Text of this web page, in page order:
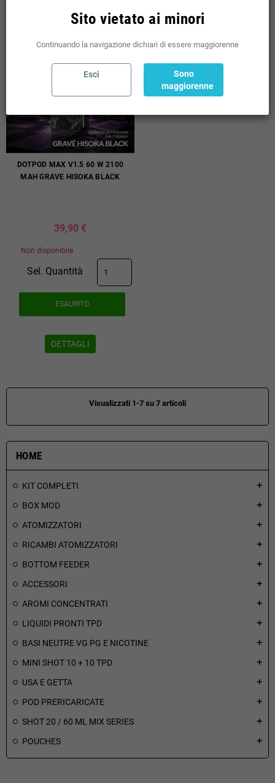
HOME
KIT COMPLETI add
BOX MOD add
ATOMIZZATORI add
RICAMBI ATOMIZZATORI add
BOTTOM FEEDER add
ACCESSORI add
AROMI CONCENTRATI add
LIQUIDI PRONTI TPD add
BASI NEUTRE VG PG E NICOTINE add
MINI SHOT 10 + 10 TPD add
USA E GETTA add
POD PRERICARICATE add
SHOT 20 / 60 ML MIX SERIES add
POUCHES add
DOTPOD MAX V1.5 60 W 2100
MAH GRAVE HISOKA BLACK
39,90 €
Non disponibile
Sel. Quantità
ESAURITO
DETTAGLI
Visualizzati 1-7 su 7 articoli
Sito vietato ai minori
Continuando la navigazione dichiari di essere maggiorenne
Esci
Sono
maggiorenne